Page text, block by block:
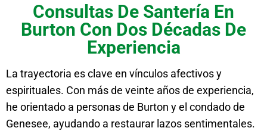
Consultas De Santería En
Burton Con Dos Décadas De
Experiencia
La trayectoria es clave en vínculos afectivos y
espirituales. Con más de veinte años de experiencia,
he orientado a personas de Burton y el condado de
Genesee, ayudando a restaurar lazos sentimentales.